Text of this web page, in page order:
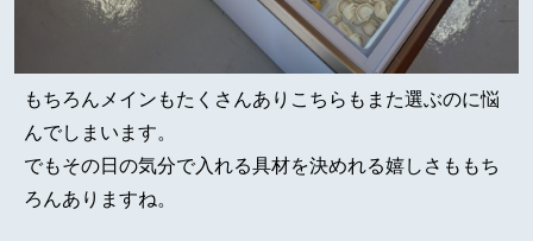
もちろんメインもたくさんありこちらもまた選ぶのに悩
んでしまいます。
でもその日の気分で入れる具材を決めれる嬉しさももち
ろんありますね。